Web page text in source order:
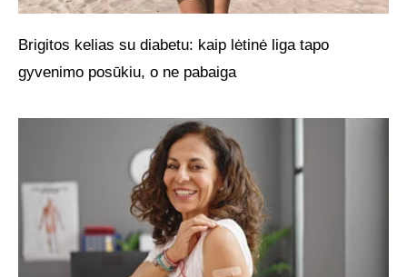
Brigitos kelias su diabetu: kaip lėtinė liga tapo
gyvenimo posūkiu, o ne pabaiga